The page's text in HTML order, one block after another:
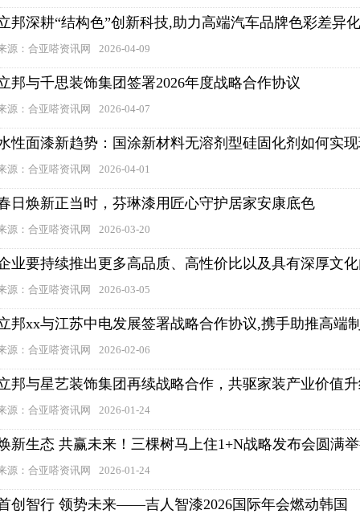
邦深耕“结构色”创新科技,助力高端汽车品牌色彩差异
源：合亚嗒资讯网 2026-04-09
邦与千思装饰集团签署2026年度战略合作协议
源：合亚嗒资讯网 2026-04-07
性面漆新趋势：国涂新材料无溶剂型硅固化剂如何实
源：合亚嗒资讯网 2026-04-01
日焕新正当时，芬琳漆用匠心守护居家安康底色
源：合亚嗒资讯网 2026-03-20
业要持续推出更多高品质、高性价比以及具有深厚文
源：合亚嗒资讯网 2026-03-05
邦xx与江苏中电发展签署战略合作协议,携手助推高端
源：合亚嗒资讯网 2026-02-06
邦与星艺装饰集团再续战略合作，共驱家装产业价值
源：合亚嗒资讯网 2026-01-24
新生态 共赢未来！三棵树马上住1+N战略发布会圆满
源：合亚嗒资讯网 2026-01-24
创智行 领势未来——吉人智漆2026国际年会燃动韩国